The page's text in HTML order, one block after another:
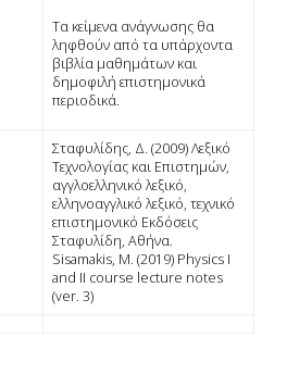
Τα κείμενα ανάγνωσης θα
ληφθούν από τα υπάρχοντα
βιβλία μαθημάτων και
δημοφιλή επιστημονικά
περιοδικά.
Σταφυλίδης, Δ. (2009) Λεξικό
Τεχνολογίας και Επιστημών,
αγγλοελληνικό λεξικό,
ελληνοαγγλικό λεξικό, τεχνικό
επιστημονικό Εκδόσεις
Σταφυλίδη, Αθήνα.
Sisamakis, M. (2019) Physics I
and II course lecture notes
(ver. 3)